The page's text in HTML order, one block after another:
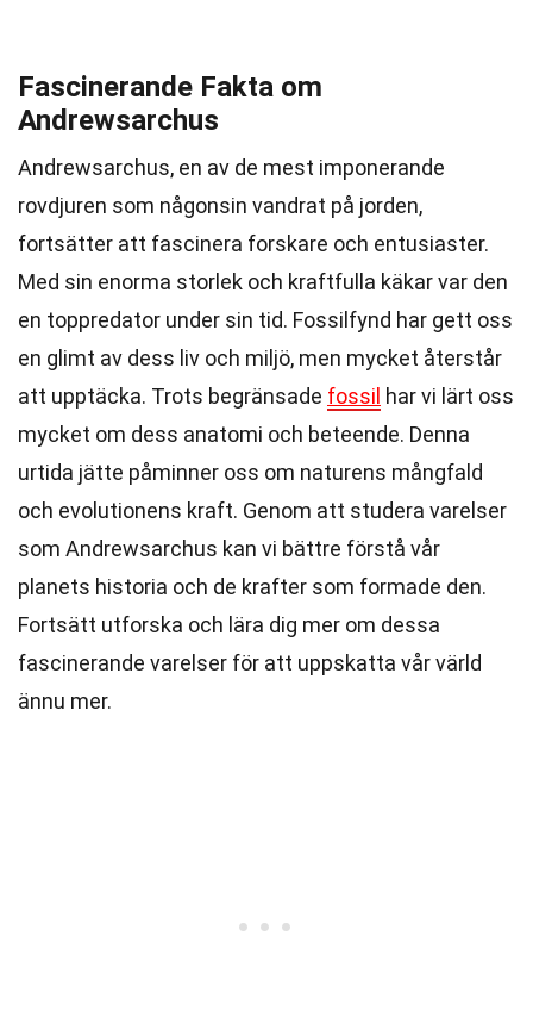
Fascinerande Fakta om
Andrewsarchus
Andrewsarchus, en av de mest imponerande
rovdjuren som någonsin vandrat på jorden,
fortsätter att fascinera forskare och entusiaster.
Med sin enorma storlek och kraftfulla käkar var den
en toppredator under sin tid. Fossilfynd har gett oss
en glimt av dess liv och miljö, men mycket återstår
att upptäcka. Trots begränsade fossil har vi lärt oss
mycket om dess anatomi och beteende. Denna
urtida jätte påminner oss om naturens mångfald
och evolutionens kraft. Genom att studera varelser
som Andrewsarchus kan vi bättre förstå vår
planets historia och de krafter som formade den.
Fortsätt utforska och lära dig mer om dessa
fascinerande varelser för att uppskatta vår värld
ännu mer.